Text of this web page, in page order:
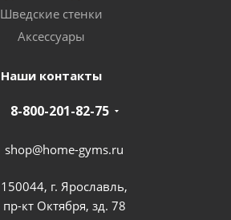
Шведские стенки
Аксессуары
Наши контакты
8-800-201-82-75
shop@home-gyms.ru
150044, г. Ярославль,
пр-кт Октября, зд. 78